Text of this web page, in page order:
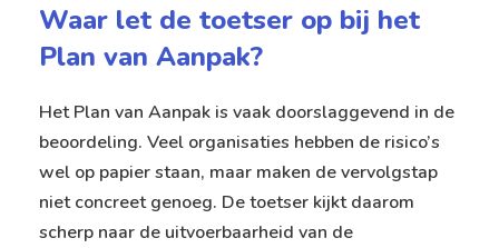
Waar let de toetser op bij het
Plan van Aanpak?
Het Plan van Aanpak is vaak doorslaggevend in de
beoordeling. Veel organisaties hebben de risico’s
wel op papier staan, maar maken de vervolgstap
niet concreet genoeg. De toetser kijkt daarom
scherp naar de uitvoerbaarheid van de